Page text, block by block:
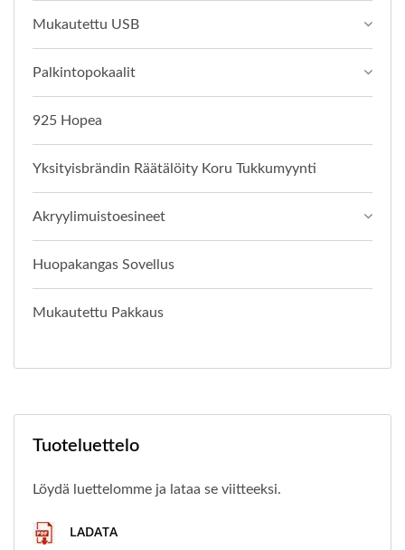
Mukautettu USB
Palkintopokaalit
925 Hopea
Yksityisbrändin Räätälöity Koru Tukkumyynti
Akryylimuistoesineet
Huopakangas Sovellus
Mukautettu Pakkaus
Tuoteluettelo
Löydä luettelomme ja lataa se viitteeksi.
LADATA